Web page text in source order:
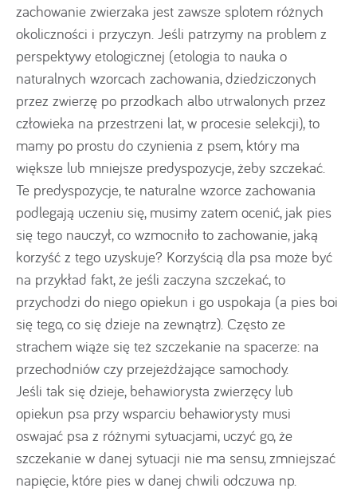
zachowanie zwierzaka jest zawsze splotem różnych
okoliczności i przyczyn. Jeśli patrzymy na problem z
perspektywy etologicznej (etologia to nauka o
naturalnych wzorcach zachowania, dziedziczonych
przez zwierzę po przodkach albo utrwalonych przez
człowieka na przestrzeni lat, w procesie selekcji), to
mamy po prostu do czynienia z psem, który ma
większe lub mniejsze predyspozycje, żeby szczekać.
Te predyspozycje, te naturalne wzorce zachowania
podlegają uczeniu się, musimy zatem ocenić, jak pies
się tego nauczył, co wzmocniło to zachowanie, jaką
korzyść z tego uzyskuje? Korzyścią dla psa może być
na przykład fakt, że jeśli zaczyna szczekać, to
przychodzi do niego opiekun i go uspokaja (a pies boi
się tego, co się dzieje na zewnątrz). Często ze
strachem wiąże się też szczekanie na spacerze: na
przechodniów czy przejeżdżające samochody.
Jeśli tak się dzieje, behawiorysta zwierzęcy lub
opiekun psa przy wsparciu behawiorysty musi
oswajać psa z różnymi sytuacjami, uczyć go, że
szczekanie w danej sytuacji nie ma sensu, zmniejszać
napięcie, które pies w danej chwili odczuwa np.